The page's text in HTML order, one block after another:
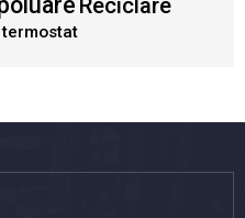
Reciclare
termostat